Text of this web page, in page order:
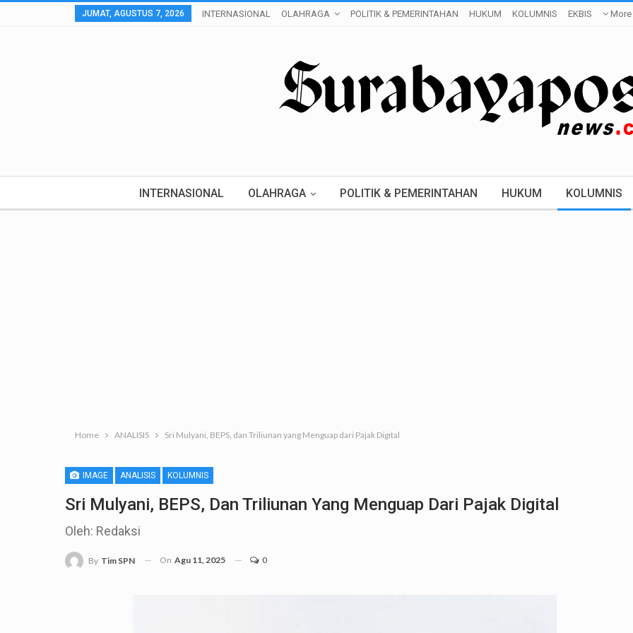
JUMAT, AGUSTUS 7, 2026 INTERNASIONAL OLAHRAGA POLITIK & PEMERINTAHAN HUKUM KOLUMNIS EKBIS More
INTERNASIONAL OLAHRAGA POLITIK & PEMERINTAHAN HUKUM KOLUMNIS
Home ANALISIS Sri Mulyani, BEPS, dan Triliunan yang Menguap dari Pajak Digital
IMAGE ANALISIS KOLUMNIS
Sri Mulyani, BEPS, Dan Triliunan Yang Menguap Dari Pajak Digital
Oleh: Redaksi
By Tim SPN On Agu 11, 2025 0